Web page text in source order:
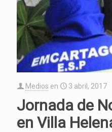
Medios en 3 abril, 2017
Jornada de
en Villa